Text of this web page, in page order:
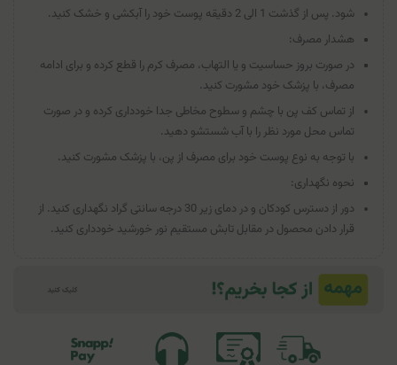
شود. پس از گذشت 1 الی 2 دقیقه پوست خود را آبکشی و خشک کنید.
هشدار مصرف:
در صورت بروز حساسیت و یا التهاب، مصرف کرم را قطع کرده و برای ادامه
مصرف، با پزشک خود مشورت کنید.
از تماس کف پن با چشم و سطوح مخاطی جدا خودداری کرده و در صورت
تماس محل مورد نظر را با آب شستشو دهید.
با توجه به نوع پوست خود برای مصرف از پن، با پزشک مشورت کنید.
نحوه نگهداری:
دور از دسترس کودکان و در دمای زیر 30 درجه سانتی گراد نگهداری کنید. از
قرار دادن محصول در مقابل تابش مستقیم نور خورشید خودداری کنید.